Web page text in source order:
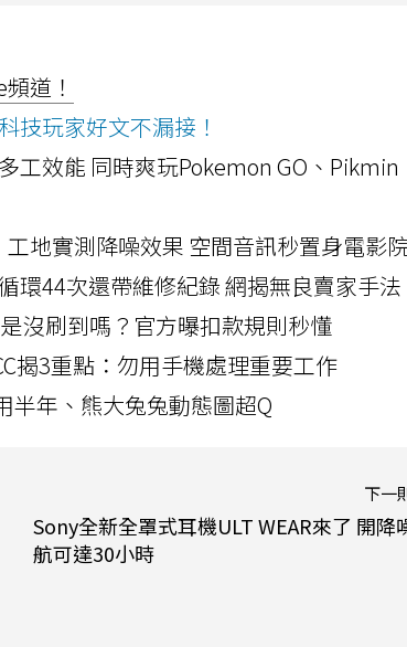
道！
技玩家好文不漏接！
工效能 同時爽玩Pokemon GO、Pikmin
工地實測降噪效果 空間音訊秒置身電影
環44次還帶維修紀錄 網揭無良賣家手法
沒刷到嗎？官方曝扣款規則秒懂
揭3重點：勿用手機處理重要工作
半年、熊大兔兔動態圖超Q
下一
Sony全新全罩式耳機ULT WEAR來了 開降
航可達30小時